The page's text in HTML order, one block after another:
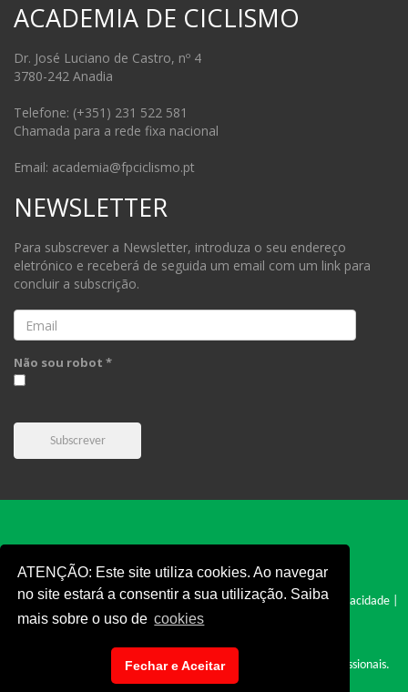
ATENÇÃO: Este site utiliza cookies. Ao navegar
no site estará a consentir a sua utilização. Saiba
mais sobre o uso de cookies
Fechar e Aceitar
ACADEMIA DE CICLISMO
Dr. José Luciano de Castro, nº 4
3780-242 Anadia
Telefone: (+351) 231 522 581
Chamada para a rede fixa nacional
Email: academia@fpciclismo.pt
NEWSLETTER
Para subscrever a Newsletter, introduza o seu endereço
eletrónico e receberá de seguida um email com um link para
concluir a subscrição.
Email
Não sou robot *
Subscrever
FPC © 2019 - Todos os direitos reservados |Cookies|Politica e Privacidade
Termos e Condições|Denúncia
Site desenvolvido por: Cyclopnet - Desenvolvimento de Sites Profissionais.